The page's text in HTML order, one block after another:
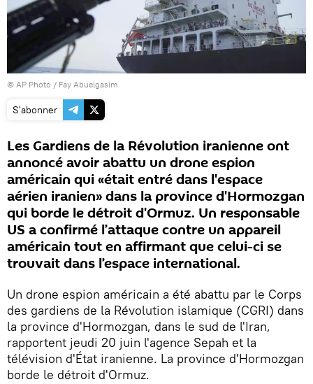
© AP Photo / Fay Abuelgasim
S'abonner
Les Gardiens de la Révolution iranienne ont
annoncé avoir abattu un drone espion
américain qui «était entré dans l'espace
aérien iranien» dans la province d'Hormozgan
qui borde le détroit d'Ormuz. Un responsable
US a confirmé l’attaque contre un appareil
américain tout en affirmant que celui-ci se
trouvait dans l’espace international.
Un drone espion américain a été abattu par le Corps
des gardiens de la Révolution islamique (CGRI) dans
la province d'Hormozgan, dans le sud de l'Iran,
rapportent jeudi 20 juin l'agence Sepah et la
télévision d'État iranienne. La province d'Hormozgan
borde le détroit d'Ormuz.